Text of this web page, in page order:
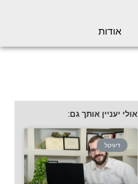
אודות
אולי יעניין אותך גם:
דיגיטל